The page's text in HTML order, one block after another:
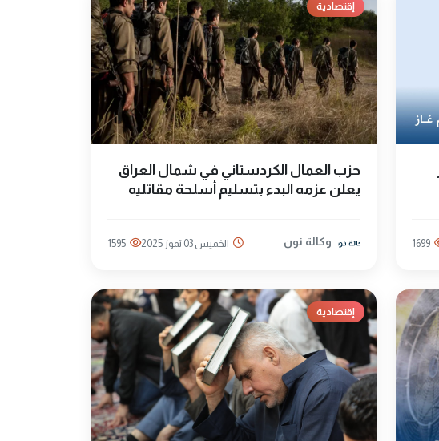
1699
إقتصادية
حزب العمال الكردستاني في شمال العراق
يعلن عزمه البدء بتسليم أسلحة مقاتليه
وكالة نون الخميس 03 تموز 2025 1595
إقتصادية